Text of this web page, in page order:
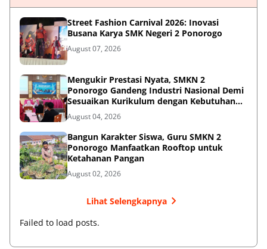
Street Fashion Carnival 2026: Inovasi
Busana Karya SMK Negeri 2 Ponorogo
August 07, 2026
Mengukir Prestasi Nyata, SMKN 2
Ponorogo Gandeng Industri Nasional Demi
Sesuaikan Kurikulum dengan Kebutuhan
Dunia Kerja
August 04, 2026
Bangun Karakter Siswa, Guru SMKN 2
Ponorogo Manfaatkan Rooftop untuk
Ketahanan Pangan
August 02, 2026
Lihat Selengkapnya
Failed to load posts.